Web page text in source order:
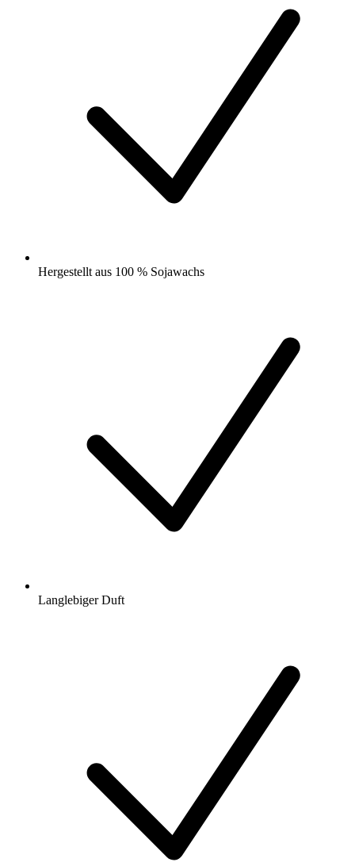
Hergestellt aus 100 % Sojawachs
Langlebiger Duft